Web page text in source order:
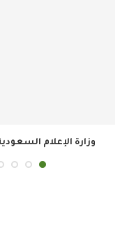
المجموعة السعودية للأبحاث